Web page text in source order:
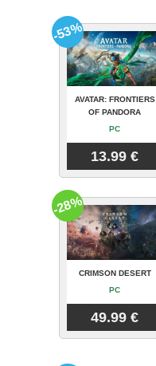
AVATAR: FRONTIERS
OF PANDORA
PC
13.99 €
-53%
CRIMSON DESERT
PC
49.99 €
-28%